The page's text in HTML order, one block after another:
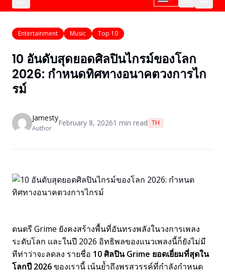
Entertainment Music Top 10
10 อันดับสุดยอดศิลปินไกรม์ของโลก
2026: กำหนดทิศทางอนาคตวงการไก
รม์
Jamesty
Author
February 8, 20261 min read TH
ดนตรี Grime ยังคงสร้างพื้นที่อันทรงพลังในวงการเพลง
ระดับโลก และในปี 2026 อิทธิพลของแนวเพลงนี้ก็ยังไม่มี
ทีท่าว่าจะลดลง รายชื่อ 10 ศิลปิน Grime ยอดเยี่ยมที่สุดใน
โลกปี 2026ของเรานี้ เน้นย้ำถึงพรสวรรค์ที่กำลังกำหนด